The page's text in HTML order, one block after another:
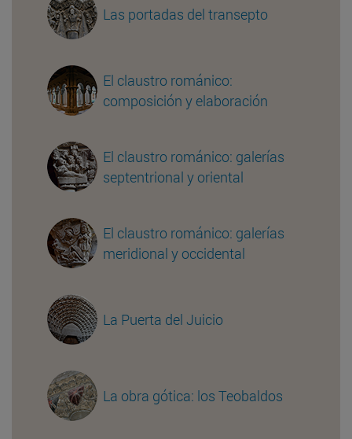
Las portadas del transepto
El claustro románico:
composición y elaboración
El claustro románico: galerías
septentrional y oriental
El claustro románico: galerías
meridional y occidental
La Puerta del Juicio
La obra gótica: los Teobaldos